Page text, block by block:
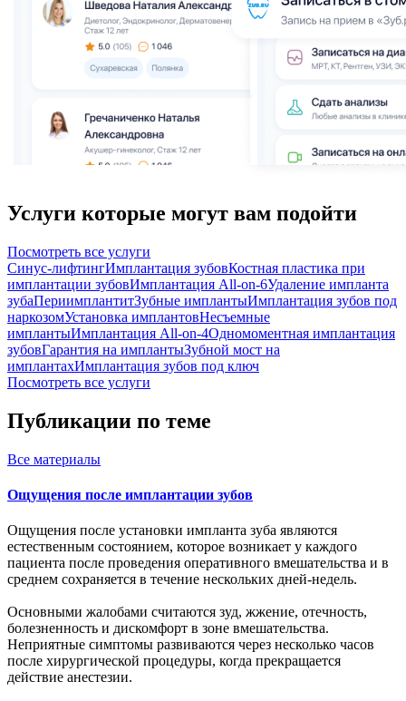
Услуги которые могут вам подойти
Посмотреть все услуги
Синус-лифтингИмплантация зубовКостная пластика при
имплантации зубовИмплантация All-on-6Удаление импланта
зубаПериимплантитЗубные имплантыИмплантация зубов под
наркозомУстановка имплантовНесъемные
имплантыИмплантация All-on-4Одномоментная имплантация
зубовГарантия на имплантыЗубной мост на
имплантахИмплантация зубов под ключ
Посмотреть все услуги
Публикации по теме
Все материалы
Ощущения после имплантации зубов
Ощущения после установки импланта зуба являются
естественным состоянием, которое возникает у каждого
пациента после проведения оперативного вмешательства и в
среднем сохраняется в течение нескольких дней-недель.
Основными жалобами считаются зуд, жжение, отечность,
болезненность и дискомфорт в зоне вмешательства.
Неприятные симптомы развиваются через несколько часов
после хирургической процедуры, когда прекращается
действие анестезии.